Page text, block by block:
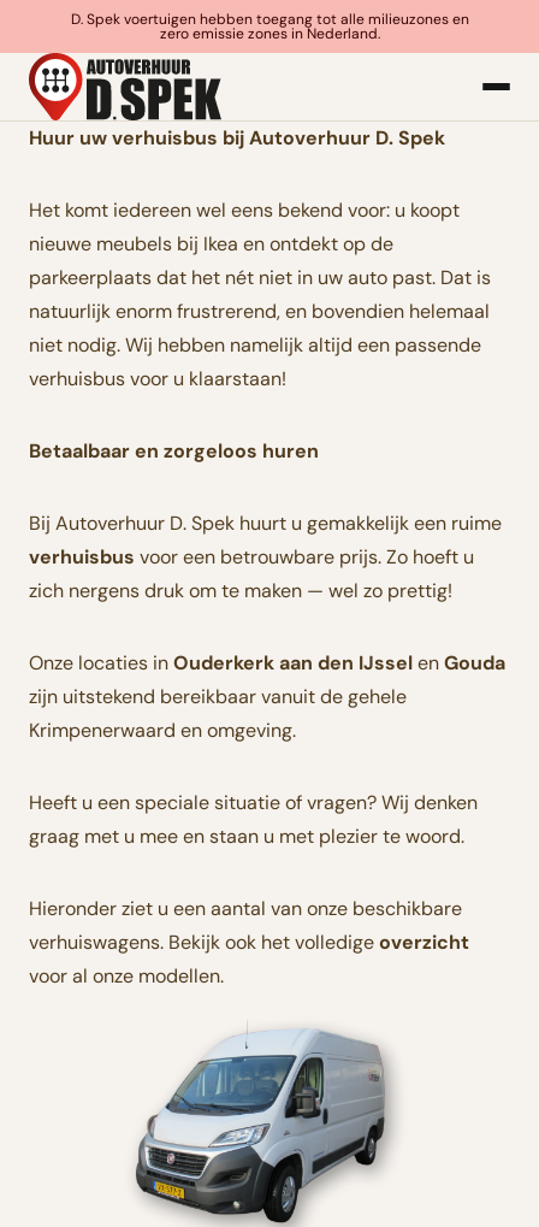
D. Spek voertuigen hebben toegang tot alle milieuzones en
zero emissie zones in Nederland.
Huur uw verhuisbus bij Autoverhuur D. Spek
Het komt iedereen wel eens bekend voor: u koopt
nieuwe meubels bij Ikea en ontdekt op de
parkeerplaats dat het nét niet in uw auto past. Dat is
natuurlijk enorm frustrerend, en bovendien helemaal
niet nodig. Wij hebben namelijk altijd een passende
verhuisbus voor u klaarstaan!
Betaalbaar en zorgeloos huren
Bij Autoverhuur D. Spek huurt u gemakkelijk een ruime
verhuisbus voor een betrouwbare prijs. Zo hoeft u
zich nergens druk om te maken — wel zo prettig!
Onze locaties inOuderkerk aan den IJsselenGouda
zijn uitstekend bereikbaar vanuit de gehele
Krimpenerwaard en omgeving.
Heeft u een speciale situatie of vragen? Wij denken
graag met u mee en staan u met plezier te woord.
Hieronder ziet u een aantal van onze beschikbare
verhuiswagens. Bekijk ook het volledigeoverzicht
voor al onze modellen.